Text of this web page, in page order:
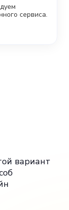
сервиса.
вариант